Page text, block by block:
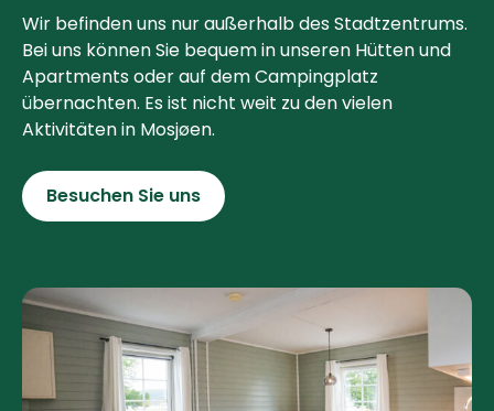
Wir befinden uns nur außerhalb des Stadtzentrums.
Bei uns können Sie bequem in unseren Hütten und
Apartments oder auf dem Campingplatz
übernachten. Es ist nicht weit zu den vielen
Aktivitäten in Mosjøen.
Besuchen Sie uns